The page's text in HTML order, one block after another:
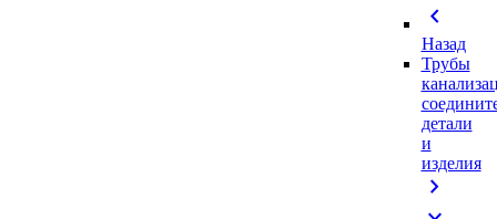
chevron_left
Назад
Трубы
детали
и
изделия
chevron_right